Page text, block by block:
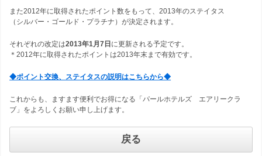
案
内
問わ
せ
また2012年に取得されたポイント数をもって、2013年のステイタス
（シルバー・ゴールド・プラチナ）が決定されます。
それぞれの改定は2013年1月7日 に更新される予定です。
＊2012年に取得されたポイントは2013年末まで有効です。
◆ポイント交換、ステイタスの説明はこちらから◆
これからも、ますます便利でお得になる「パールホテルズ エアリークラ
ブ」をよろしくお願い申し上げます。
戻る